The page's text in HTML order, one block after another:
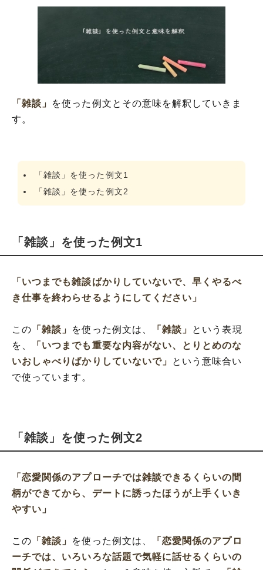
「雑談」
を使った例文とその意味を解釈していきま
す。
「雑談」を使った例文1
「雑談」を使った例文2
「雑談」を使った例文1
「いつまでも雑談ばかりしていないで、早くやるべ
き仕事を終わらせるようにしてください」
この 「雑談」 を使った例文は、 「雑談」
という表現
を、
「いつまでも重要な内容がない、とりとめのな
いおしゃべりばかりしていないで」
という意味合い
で使っています。
「雑談」を使った例文2
「恋愛関係のアプローチでは雑談できるくらいの間
柄ができてから、デートに誘ったほうが上手くいき
やすい」
この 「雑談」 を使った例文は、
「恋愛関係のアプロ
ーチでは、いろいろな話題で気軽に話せるくらいの